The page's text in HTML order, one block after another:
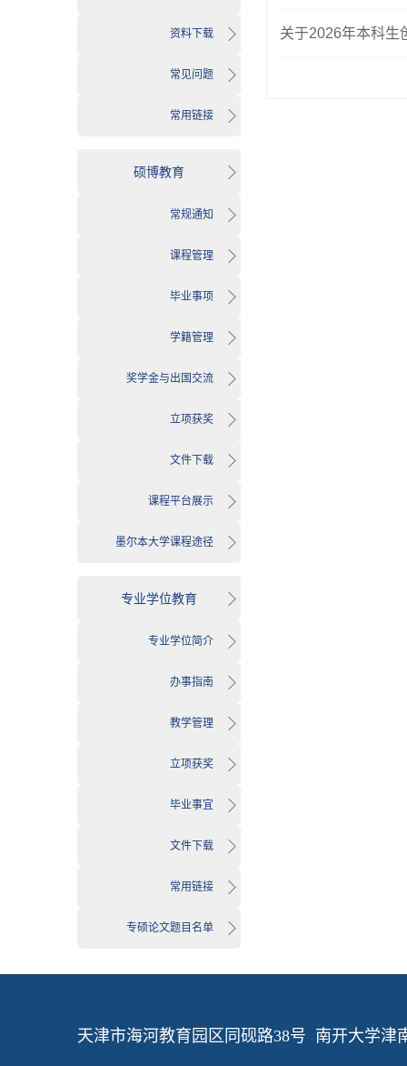
资料下载
常见问题
常用链接
硕博教育
常规通知
课程管理
毕业事项
学籍管理
奖学金与出国交流
立项获奖
文件下载
课程平台展示
墨尔本大学课程途径
专业学位教育
专业学位简介
办事指南
教学管理
立项获奖
毕业事宜
文件下载
常用链接
专硕论文题目名单
关于2026年本科生
天津市海河教育园区同砚路38号 南开大学